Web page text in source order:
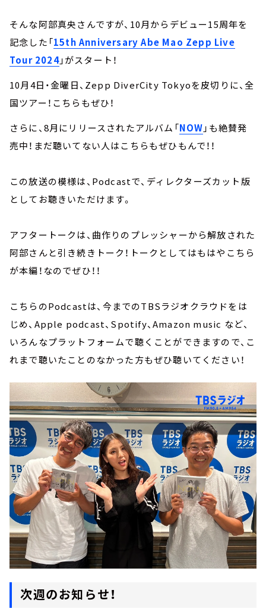
そんな阿部真央さんですが、10月からデビュー15周年を
記念した「15th Anniversary Abe Mao Zepp Live
Tour 2024」がスタート！
10月4日・金曜日、Zepp DiverCity Tokyoを皮切りに、全
国ツアー！こちらもぜひ！
さらに、8月にリリースされたアルバム「NOW 」も絶賛発
売中！まだ聴いてない人はこちらもぜひもんで！！
この放送の模様は、Podcastで、ディレクターズカット版
としてお聴きいただけます。
アフタートークは、曲作りのプレッシャーから解放された
阿部さんと引き続きトーク！トークとしてはもはやこちら
が本編！なのでぜひ！！
こちらのPodcastは、今までのTBSラジオクラウドをは
じめ、Apple podcast、Spotify、Amazon music など、
いろんなプラットフォームで聴くことができますので、こ
れまで聴いたことのなかった方もぜひ聴いてください！
次週のお知らせ！